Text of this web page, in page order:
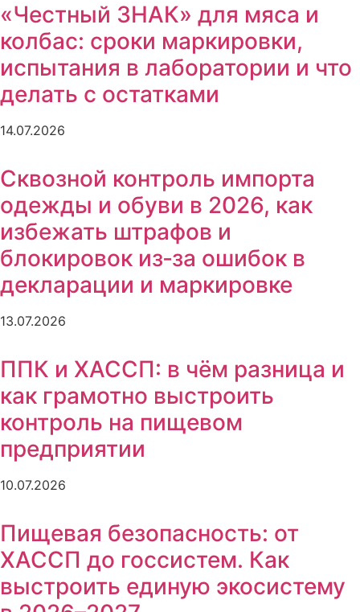
«Честный ЗНАК» для мяса и
колбас: сроки маркировки,
испытания в лаборатории и что
делать с остатками
14.07.2026
Сквозной контроль импорта
одежды и обуви в 2026, как
избежать штрафов и
блокировок из‑за ошибок в
декларации и маркировке
13.07.2026
ППК и ХАССП: в чём разница и
как грамотно выстроить
контроль на пищевом
предприятии
10.07.2026
Пищевая безопасность: от
ХАССП до госсистем. Как
выстроить единую экосистему